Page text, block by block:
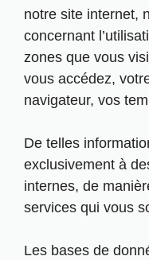
notre site internet,
concernant
zones que vous
vous accédez,
navigateur, vos
De telles
exclusivement à
internes, de
services qui vous
Les bases de